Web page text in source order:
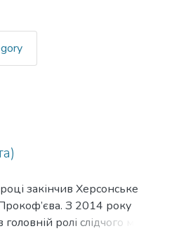
закінчив Херсонське
З 2014 року
ролі слідчого майора